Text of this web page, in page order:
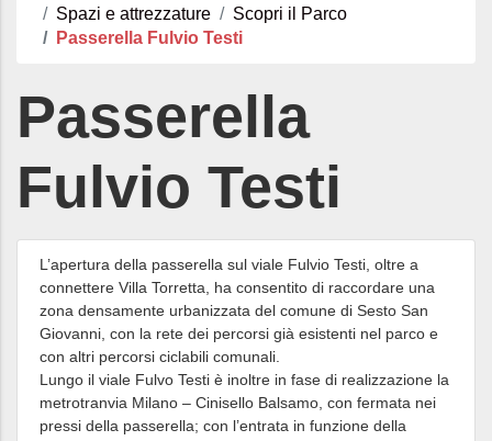
Spazi e attrezzature
Scopri il Parco
Passerella Fulvio Testi
Passerella
Fulvio Testi
L’apertura della passerella sul viale Fulvio Testi, oltre a
connettere Villa Torretta, ha consentito di raccordare una
zona densamente urbanizzata del comune di Sesto San
Giovanni, con la rete dei percorsi già esistenti nel parco e
con altri percorsi ciclabili comunali.
Lungo il viale Fulvo Testi è inoltre in fase di realizzazione la
metrotranvia Milano – Cinisello Balsamo, con fermata nei
pressi della passerella; con l’entrata in funzione della